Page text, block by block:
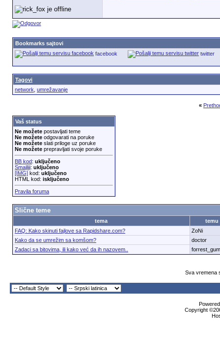
Bookmarks sajtovi
facebook
twitter
Tagovi
network umrežavanje
«
Vaš status
Ne možetepostavljati teme
Ne možeteodgovarati na poruke
Ne možeteslati priloge uz poruke
Ne možeteprepravljati svoje poruke
BB kod: uključeno
Smajliji: uključeno
[IMG]kod: uključeno
HTML kod: isključeno
Pravila foruma
Slične teme
tema
temu
FAQ: Kako skinuti fajlove sa Rapidshare.com?
ZoNi
Kako da se umrežim sa komšom?
doctor
Zadaci sa bitovima, ili kako već da ih nazovem..
Sva vremena
Copyright